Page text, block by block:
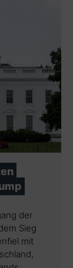
der
Sieg
mit